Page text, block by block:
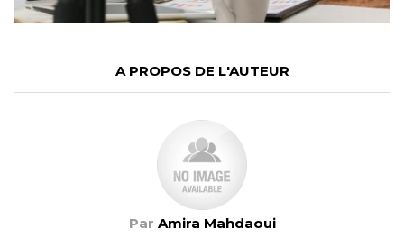
A PROPOS DE L'AUTEUR
Par Amira Mahdaoui